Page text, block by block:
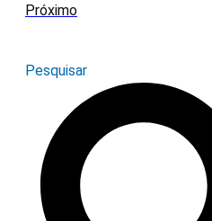
Próximo
Pesquisar